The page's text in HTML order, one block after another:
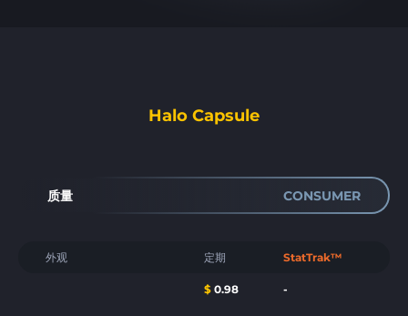
Halo Capsule
质量 CONSUMER
外观 定期 StatTrak™
$ 0.98 -